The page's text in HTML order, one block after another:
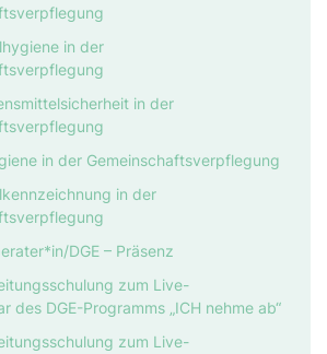
in der
in der
in der Gemeinschaftsverpflegung
in der
DGE – Präsenz
zum Live-
des DGE-Programms „ICH nehme ab“
zum Live-